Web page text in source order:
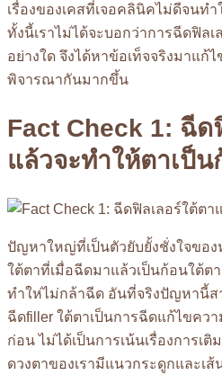
เรื่องของเคสที่เจอคลินิคไม่ดีจนท
ทั้งนี้เราไม่ได้จะบอกว่าการฉีดฟิล
อย่างใด จึงได้หาข้อเท็จจริงมาแก้
พิจารณากันมากขึ้น
Fact Check 1: ฉีด
แล้วจะทำให้ตาเป็
ปัญหาใหญ่ที่เป็นตัวยับยั้งชั่งใจของ
ใต้ตาที่เมื่อฉีดมาแล้วเป็นก้อนใต้ต
ทำให่ไม่กล้าฉีด อันที่จริงปัญหานี้ส
ฉีดfiller ใต้ตาเป็นการฉีดแก้ไขคว
ก่อน ไม่ได้เป็นการเน้นเรื่องการเติ
ดวงตาของเรามีแนวกระดูกและเส้